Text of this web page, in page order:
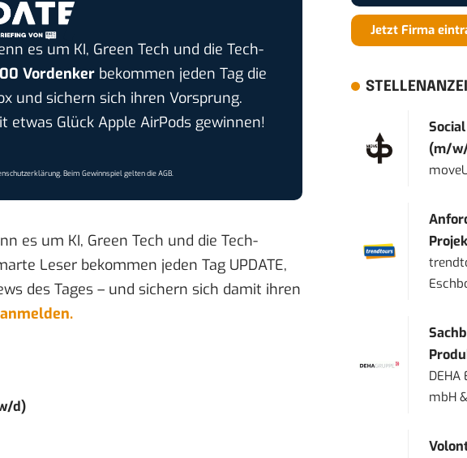
es um KI, Green Tech und die Tech-
Vordenkerbekommen jeden Tag die
und sichern sich ihren Vorsprung.
Glück Apple AirPods gewinnen!
. Beim Gewinnspiel gelten dieAGB.
es um KI, Green Tech und die Tech-
Leser bekommen jeden Tag UPDATE,
des Tages – und sichern sich damit ihren
d)
Jetzt Firma
(m/
mbH